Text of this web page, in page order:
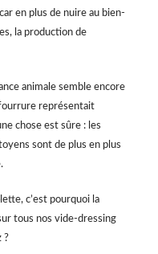
en plus de nuire au bien-
la production de
animale semble encore
représentait
chose est sûre : les
sont de plus en plus
c’est pourquoi la
tous nos vide-dressing
?